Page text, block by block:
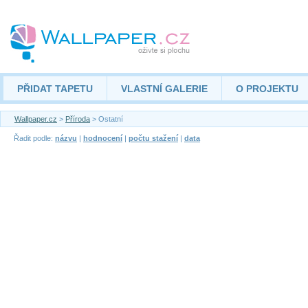
PŘIDAT TAPETU VLASTNÍ GALERIE O PROJEKTU
Wallpaper.cz > Příroda > Ostatní
Řadit podle: názvu | hodnocení | počtu stažení | data